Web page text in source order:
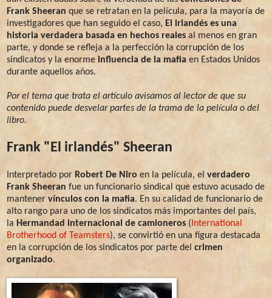
Frank Sheeran que se retratan en la película, para la mayoría de
investigadores que han seguido el caso, El irlandés es una
historia verdadera basada en hechos reales al menos en gran
parte, y donde se refleja a la perfección la corrupción de los
sindicatos y la enorme influencia de la mafia en Estados Unidos
durante aquellos años.
Por el tema que trata el artículo avisamos al lector de que su
contenido puede desvelar partes de la trama de la película o del
libro.
Frank "El irlandés" Sheeran
Interpretado por Robert De Niro en la película, el verdadero
Frank Sheeran fue un funcionario sindical que estuvo acusado de
mantener vínculos con la mafia. En su calidad de funcionario de
alto rango para uno de los sindicatos más importantes del país,
la Hermandad internacional de camioneros ( International
Brotherhood of Teamsters), se convirtió en una figura destacada
en la corrupción de los sindicatos por parte del crimen
organizado.